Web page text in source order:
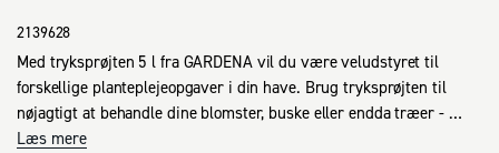
2139628
Med tryksprøjten 5 l fra GARDENA vil du være veludstyret til
forskellige planteplejeopgaver i din have. Brug tryksprøjten til
nøjagtigt at behandle dine blomster, buske eller endda træer -
hvad enten det er sprayvanding, gødning eller plantebeskyttelse.
Læs mere